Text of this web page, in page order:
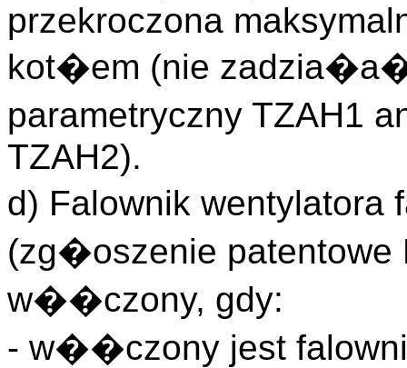
przekroczona
kot�em (nie
parametryczny TZAH1
TZAH2).
d) Falownik
(zg�oszenie
w��czony, gdy:
- w��czony jest